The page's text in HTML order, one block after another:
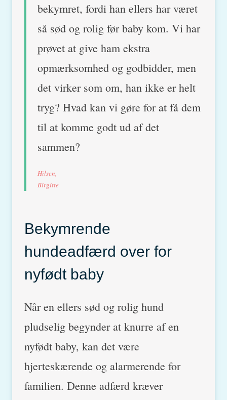
bekymret, fordi han ellers har været
så sød og rolig før baby kom. Vi har
prøvet at give ham ekstra
opmærksomhed og godbidder, men
det virker som om, han ikke er helt
tryg? Hvad kan vi gøre for at få dem
til at komme godt ud af det
sammen?
Hilsen,
Birgitte
Bekymrende
hundeadfærd over for
nyfødt baby
Når en ellers sød og rolig hund
pludselig begynder at knurre af en
nyfødt baby, kan det være
hjerteskærende og alarmerende for
familien. Denne adfærd kræver